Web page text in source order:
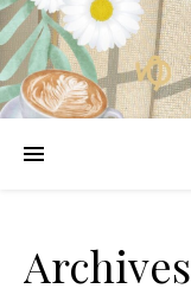
Archives